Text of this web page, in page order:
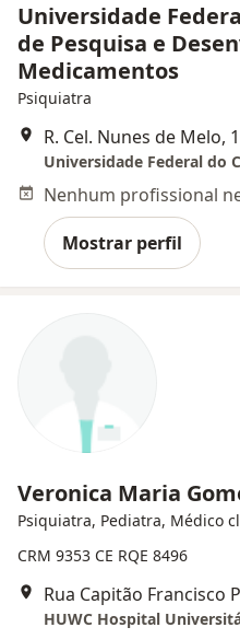
Universidade
de Pesquisa e
Medicamentos
Psiquiatra
R. Cel. Nunes de Melo,
Mostrar perfil
Veronica Maria
Psiquiatra, Pediatra, Médico
CRM 9353 CE RQE 8496
HUWC Hospital